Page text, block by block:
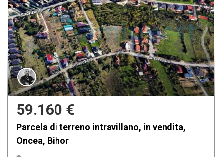
327.795 €
Terreno industriale in vendita, Calea Borsului,
Oradea